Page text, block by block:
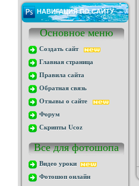
НАВИГАЦИЯ ПО САЙТУ
Основное меню
Создать сайт
Главная страница
Правила сайта
Обратная связь
Отзывы о сайте
Форум
Скрипты Ucoz
Все для фотошопа
Видео уроки
Фотошоп онлайн